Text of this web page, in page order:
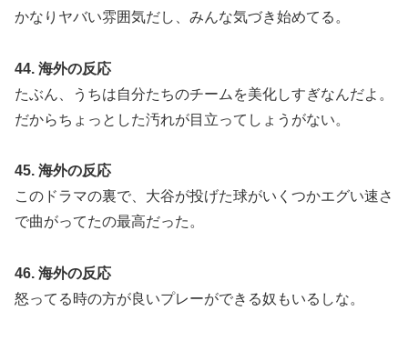
かなりヤバい雰囲気だし、みんな気づき始めてる。
44. 海外の反応
たぶん、うちは自分たちのチームを美化しすぎなんだよ。
だからちょっとした汚れが目立ってしょうがない。
45. 海外の反応
このドラマの裏で、大谷が投げた球がいくつかエグい速さ
で曲がってたの最高だった。
46. 海外の反応
怒ってる時の方が良いプレーができる奴もいるしな。